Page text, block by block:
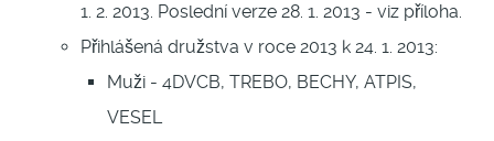
1. 2. 2013. Poslední verze 28. 1. 2013 - viz příloha.
Přihlášená družstva v roce 2013 k 24. 1. 2013:
Muži - 4DVCB, TREBO, BECHY, ATPIS,
VESEL